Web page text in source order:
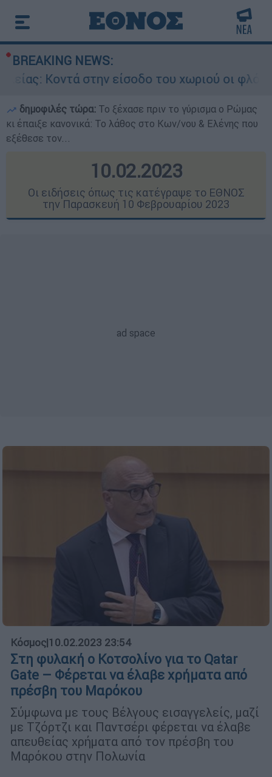
BREAKING NEWS:
είσοδο του χωριού οι φλόγες
Ιράν:
δημοφιλές τώρα: Το ξέχασε πριν το γύρισμα ο Ρώμας
κι έπαιξε κανονικά: Το λάθος στο Κων/νου & Ελένης που
εξέθεσε τον...
10.02.2023
Οι ειδήσεις όπως τις κατέγραψε το ΕΘΝΟΣ
την Παρασκευή 10 Φεβρουαρίου 2023
Κόσμος|10.02.2023 23:54
Στη φυλακή ο Κοτσολίνο για το Qatar
Gate – Φέρεται να έλαβε χρήματα από
πρέσβη του Μαρόκου
Σύμφωνα με τους Βέλγους εισαγγελείς, μαζί
με Τζόρτζι και Παντσέρι φέρεται να έλαβε
απευθείας χρήματα από τον πρέσβη του
Μαρόκου στην Πολωνία